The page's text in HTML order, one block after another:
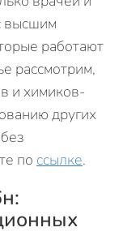
высшим
работают
рассмотрим,
и химиков-
других
по ссылке.